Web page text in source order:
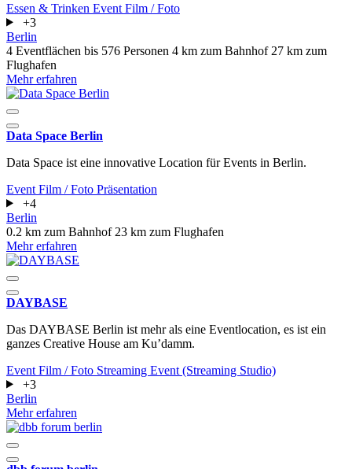
Essen & Trinken Event Film / Foto
+3
Berlin
4 Eventflächen bis 576 Personen 4 km zum Bahnhof 27 km zum
Flughafen
Mehr erfahren
Data Space Berlin
Data Space ist eine innovative Location für Events in Berlin.
Event Film / Foto Präsentation
+4
Berlin
0.2 km zum Bahnhof 23 km zum Flughafen
Mehr erfahren
DAYBASE
Das DAYBASE Berlin ist mehr als eine Eventlocation, es ist ein
ganzes Creative House am Ku’damm.
Event Film / Foto Streaming Event (Streaming Studio)
+3
Berlin
Mehr erfahren